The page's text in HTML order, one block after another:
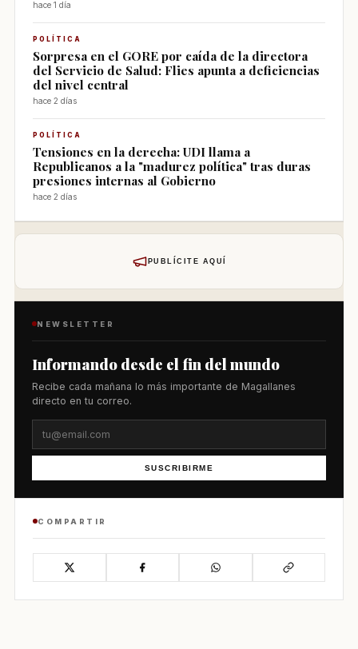
hace 1 día
POLÍTICA
Sorpresa en el GORE por caída de la directora
del Servicio de Salud: Flies apunta a deficiencias
del nivel central
hace 2 días
POLÍTICA
Tensiones en la derecha: UDI llama a
Republicanos a la "madurez política" tras duras
presiones internas al Gobierno
hace 2 días
PUBLÍCITE AQUÍ
NEWSLETTER
Informando desde el fin del mundo
Recibe cada mañana lo más importante de Magallanes
directo en tu correo.
SUSCRIBIRME
COMPARTIR